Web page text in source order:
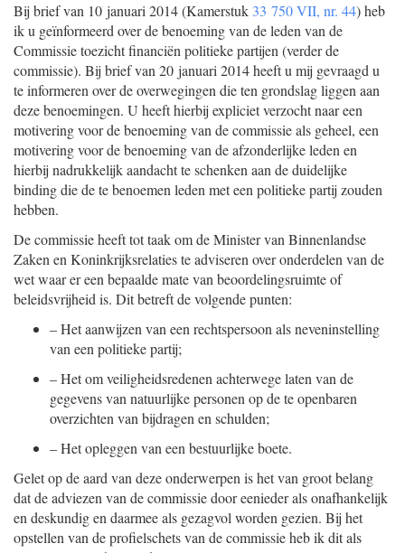
Bij brief van 10 januari 2014 (Kamerstuk 33 750 VII, nr. 44) heb
ik u geïnformeerd over de benoeming van de leden van de
Commissie toezicht financiën politieke partijen (verder de
commissie). Bij brief van 20 januari 2014 heeft u mij gevraagd u
te informeren over de overwegingen die ten grondslag liggen aan
deze benoemingen. U heeft hierbij expliciet verzocht naar een
motivering voor de benoeming van de commissie als geheel, een
motivering voor de benoeming van de afzonderlijke leden en
hierbij nadrukkelijk aandacht te schenken aan de duidelijke
binding die de te benoemen leden met een politieke partij zouden
hebben.
De commissie heeft tot taak om de Minister van Binnenlandse
Zaken en Koninkrijksrelaties te adviseren over onderdelen van de
wet waar er een bepaalde mate van beoordelingsruimte of
beleidsvrijheid is. Dit betreft de volgende punten:
–Het aanwijzen van een rechtspersoon als neveninstelling
van een politieke partij;
–Het om veiligheidsredenen achterwege laten van de
gegevens van natuurlijke personen op de te openbaren
overzichten van bijdragen en schulden;
–Het opleggen van een bestuurlijke boete.
Gelet op de aard van deze onderwerpen is het van groot belang
dat de adviezen van de commissie door eenieder als onafhankelijk
en deskundig en daarmee als gezagvol worden gezien. Bij het
opstellen van de profielschets van de commissie heb ik dit als